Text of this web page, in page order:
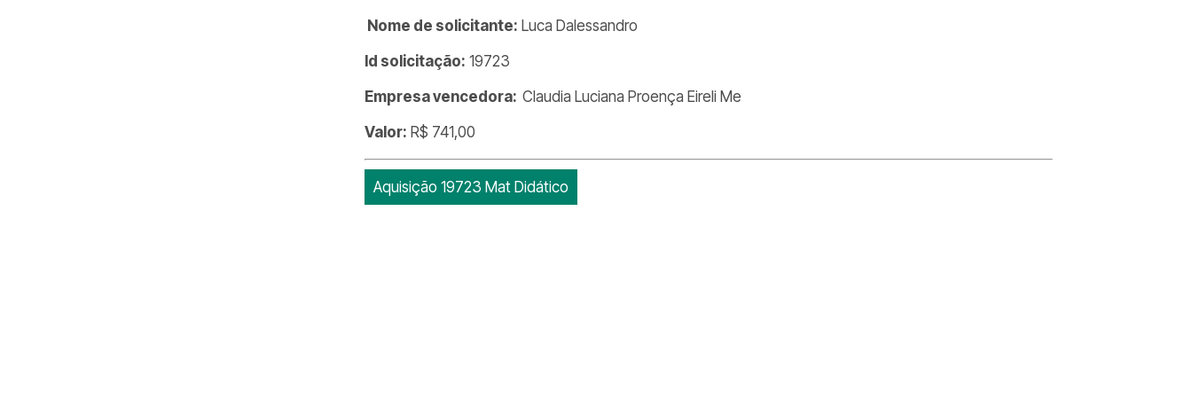
Nome de solicitante: Luca Dalessandro
Id solicitação: 19723
Empresa vencedora:Claudia Luciana Proença Eireli Me
Valor: R$ 741,00
Aquisição 19723 Mat Didático